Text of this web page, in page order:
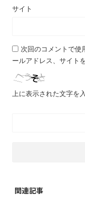
サイト
次回のコメントで使
ールアドレス、サイト
上に表示された文字を
関連記事